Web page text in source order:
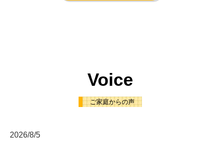
Voice
ご家庭からの声
2026/8/5